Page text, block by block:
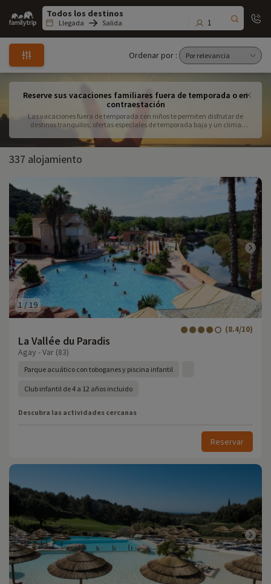
Family
trip
Llegada Salida 1
Ordenar por :
Reserve sus vacaciones familiares fuera de temporada o en
contraestación
Las vacaciones fuera de temporada con niños te permiten disfrutar de
destinos tranquilos, ofertas especiales de temporada baja y un clima
familia te permite descubrir lugares emblemáticos sin aglomeraciones, ya
sea en Francia con una escapada fuera de temporada en Bretaña o
Provenza, o en el extranjero como España en septiembre o Italia en
primavera. Para un fin de semana fuera de temporada, no faltan opciones,
desde excursiones por la ciudad y paseos por la naturaleza hasta
actividades familiares fuera de temporada, como los parques de
atracciones, donde hay menos esperas. En lo que respecta al alojamiento
fuera de temporada en Francia, las casas rurales, los pueblos de vacaciones
y los alojamientos insólitos ofrecen precios estupendos. Antes de reservar, es
esencial que compruebes que tus fechas son flexibles y que tus hijos se
adaptan a una escapada tranquila fuera de temporada. Planifica ya tus
próximas vacaciones familiares de otoño y aprovecha las mejores
oportunidades.
337 alojamiento
1 /19
La Vallée du Paradis
(8.4/10)
Agay - Var (83)
Parque acuático con toboganes y piscina infantil
Club infantil de 4 a 12 años incluido
Descubra las actividades cercanas
Reservar